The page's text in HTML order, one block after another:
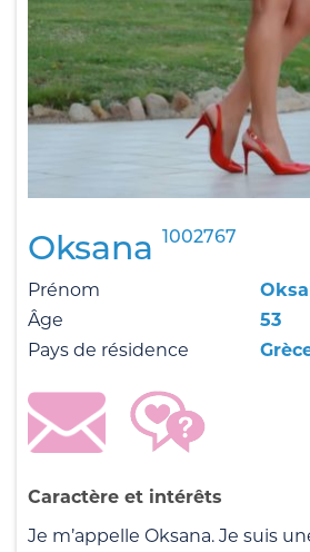
Oksana 1002767
Prénom
Âge
53
Pays de résidence
Caractère et intérêts
Je m’appelle Oksana. Je suis